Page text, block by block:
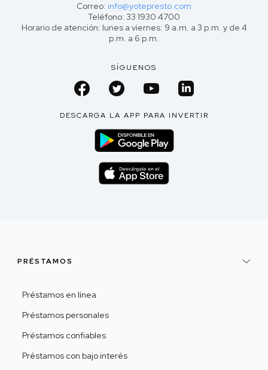
Correo: info@yotepresto.com
Teléfono: 33 1930 4700
Horario de atención: lunes a viernes: 9 a.m. a 3 p.m. y de 4
p.m. a 6 p.m.
SÍGUENOS
DESCARGA LA APP PARA INVERTIR
PRÉSTAMOS
Préstamos en línea
Préstamos personales
Préstamos confiables
Préstamos con bajo interés